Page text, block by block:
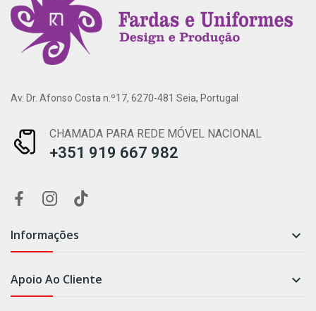
Av. Dr. Afonso Costa n.º17, 6270-481 Seia, Portugal
CHAMADA PARA REDE MÓVEL NACIONAL
+351 919 667 982
Informações 
Apoio Ao Cliente 